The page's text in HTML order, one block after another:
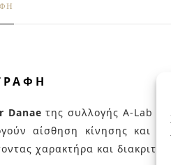
Danae της συλλογής A-Lab
αίσθηση κίνησης και
χαρακτήρα και